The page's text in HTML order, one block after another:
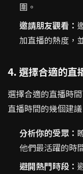
圍。
邀請朋友觀看：
加直播的熱度，
4. 選擇合適的直
選擇合適的直播時
直播時間的幾個建議
分析你的受眾：
他們最活躍的時
避開熱門時段：